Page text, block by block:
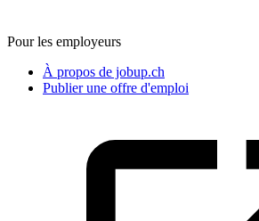
Pour les employeurs
À propos de jobup.ch
Publier une offre d'emploi